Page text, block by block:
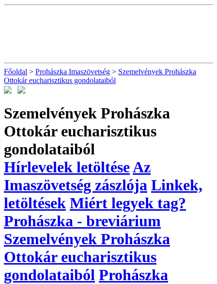
Főoldal > Prohászka Imaszövetség > Szemelvények Prohászka
Ottokár eucharisztikus gondolataiból
Szemelvények Prohászka
Ottokár eucharisztikus
gondolataiból
Hírlevelek letöltéseAz
Imaszövetség zászlója Linkek,
letöltések Miért legyek tag?
Prohászka - breviárium
Szemelvények Prohászka
Ottokár eucharisztikus
gondolataiból Prohászka